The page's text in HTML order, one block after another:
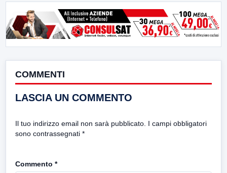
COMMENTI
LASCIA UN COMMENTO
Il tuo indirizzo email non sarà pubblicato. I campi obbligatori
sono contrassegnati *
Commento *